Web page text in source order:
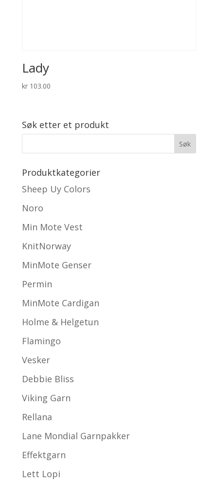
Lady
kr103.00
Søk etter et produkt
Produktkategorier
Sheep Uy Colors
Noro
Min Mote Vest
KnitNorway
MinMote Genser
Permin
MinMote Cardigan
Holme & Helgetun
Flamingo
Vesker
Debbie Bliss
Viking Garn
Rellana
Lane Mondial Garnpakker
Effektgarn
Lett Lopi